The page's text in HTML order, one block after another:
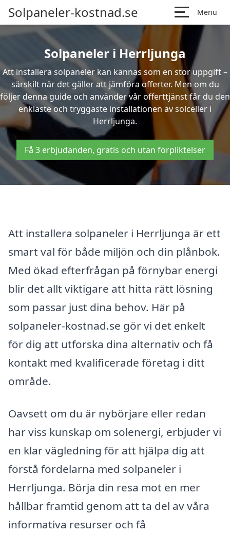
Solpaneler-kostnad.se Menu
Solpaneler i Herrljunga
Att installera solpaneler kan kännas som en stor uppgift –
särskilt när det gäller att jämföra offerter. Men om du
följer denna guide och använder vår offerttjänst får du den
enklaste och tryggaste installationen av solceller i
Herrljunga.
Få 3 erbjudanden, gratis och utan förpliktelser
Att installera solpaneler i Herrljunga är ett
smart val för både miljön och din plånbok.
Med ökad efterfrågan på förnybar energi
blir det allt viktigare att hitta rätt lösning
som passar just dina behov. Här på
solpaneler-kostnad.se gör vi det enkelt
för dig att utforska dina alternativ och få
kontakt med kvalificerade företag i ditt
område.
Oavsett om du är nybörjare eller redan
har viss kunskap om solenergi, erbjuder vi
en klar vägledning för att hjälpa dig att
förstå fördelarna med solpaneler i
Herrljunga. Börja din resa mot en mer
hållbar framtid genom att ta del av våra
informativa resurser och få